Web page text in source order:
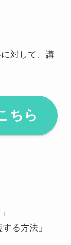
対して、講
ちら
る方法」